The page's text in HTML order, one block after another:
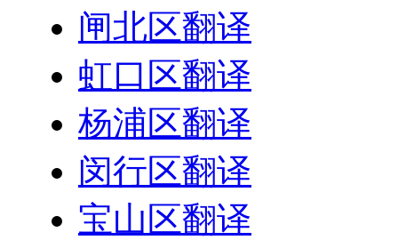
闸北区翻译
虹口区翻译
杨浦区翻译
闵行区翻译
宝山区翻译